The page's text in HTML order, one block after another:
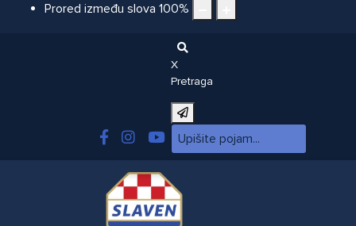
Prored između slova 100%
X
Pretraga